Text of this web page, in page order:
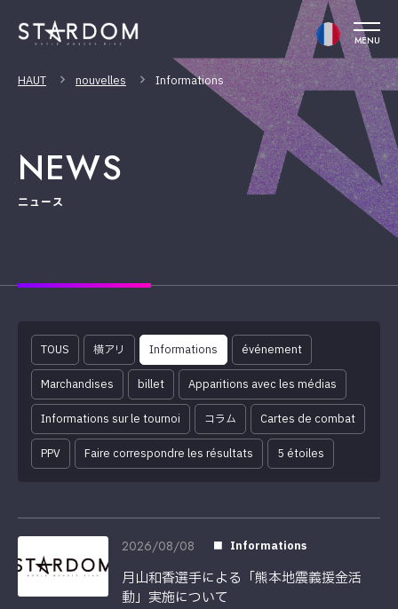
MENU
HAUT nouvelles Informations
NEWS
ニュース
TOUS 横アリ Informations événement
Marchandises billet Apparitions avec les médias
Informations sur le tournoi コラム Cartes de combat
PPV Faire correspondre les résultats 5 étoiles
2026/08/08 Informations
月山和香選手による「熊本地震義援金活
動」実施について